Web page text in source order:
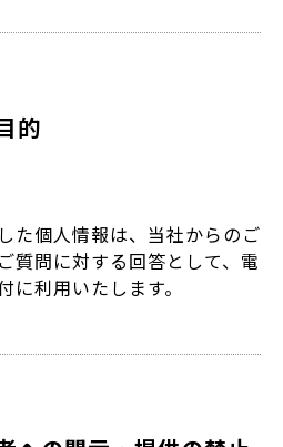
的
た個人情報は、当社からのご
質問に対する回答として、電
利用いたします。